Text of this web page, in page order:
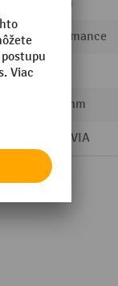
Performance
1000 mm
MORAVIA